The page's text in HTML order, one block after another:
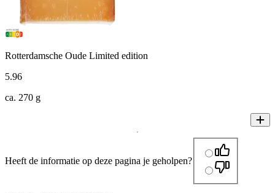
Rotterdamsche Oude Limited edition
5.96
ca. 270 g
Heeft de informatie op deze pagina je geholpen?